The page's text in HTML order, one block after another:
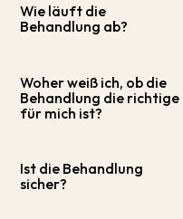
Wie läuft die
Behandlung ab?
Woher weiß ich, ob die
Behandlung die richtige
für mich ist?
Ist die Behandlung
sicher?